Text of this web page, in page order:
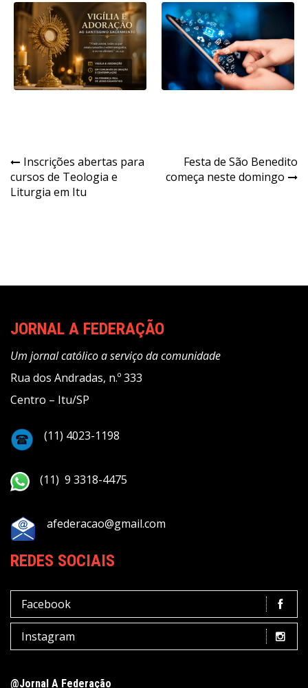
Navegação
de
Inscrições abertas para
cursos de Teologia e
Liturgia em Itu
Festa de São Benedito
começa neste domingo
JORNAL A FEDERAÇÃO
Um jornal católico a serviço da comunidade
Rua dos Andradas, n.º 333
Centro – Itu/SP
(11) 4023-1198
(11) 9 3318-4475
afederacao@gmail.com
REDES SOCIAIS
Facebook
Instagram
@Jornal A Federação